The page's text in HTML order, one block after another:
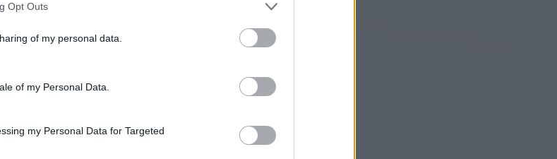
Opt Outs
of my personal data.
of my Personal Data.
my Personal Data for Targeted
PUBBLICAZIONI ED EVENTI